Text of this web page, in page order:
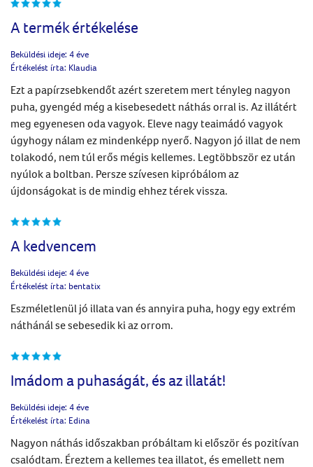
A termék értékelése
Beküldési ideje: 4 éve
Értékelést írta: Klaudia
Ezt a papírzsebkendőt azért szeretem mert tényleg nagyon
puha, gyengéd még a kisebesedett náthás orral is. Az illátért
meg egyenesen oda vagyok. Eleve nagy teaimádó vagyok
úgyhogy nálam ez mindenképp nyerő. Nagyon jó illat de nem
tolakodó, nem túl erős mégis kellemes. Legtöbbször ez után
nyúlok a boltban. Persze szívesen kipróbálom az
újdonságokat is de mindig ehhez térek vissza.
A kedvencem
Beküldési ideje: 4 éve
Értékelést írta: bentatix
Eszméletlenül jó illata van és annyira puha, hogy egy extrém
náthánál se sebesedik ki az orrom.
Imádom a puhaságát, és az illatát!
Beküldési ideje: 4 éve
Értékelést írta: Edina
Nagyon náthás időszakban próbáltam ki először és pozitívan
csalódtam. Éreztem a kellemes tea illatot, és emellett nem